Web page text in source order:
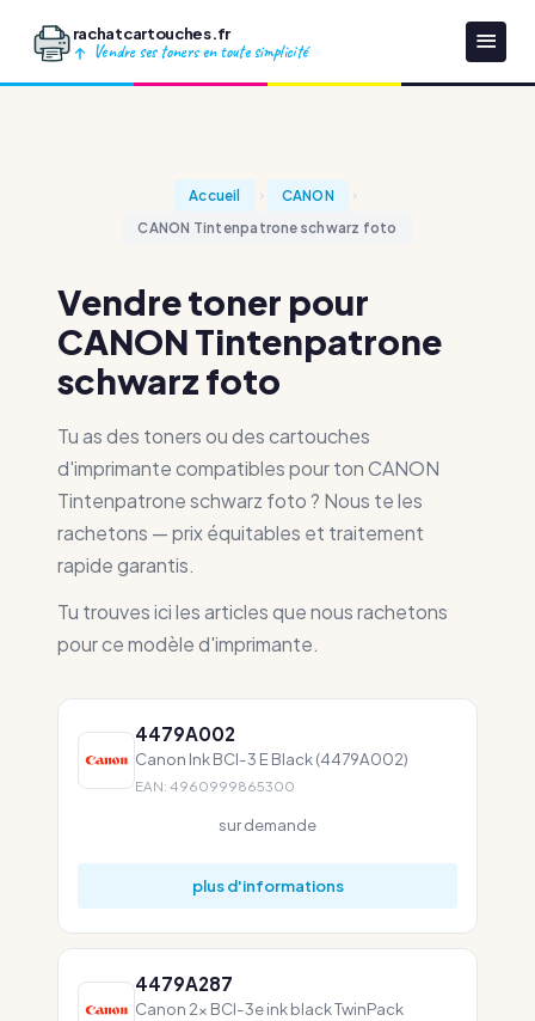
rachatcartouches.fr
Vendre ses toners en toute simplicité
Accueil
CANON
CANON Tintenpatrone schwarz foto
Vendre toner pour
CANON Tintenpatrone
schwarz foto
Tu as des toners ou des cartouches
d'imprimante compatibles pour ton CANON
Tintenpatrone schwarz foto ? Nous te les
rachetons — prix équitables et traitement
rapide garantis.
Tu trouves ici les articles que nous rachetons
pour ce modèle d'imprimante.
4479A002
Canon Ink BCI-3 E Black (4479A002)
EAN: 4960999865300
sur demande
plus d'informations
4479A287
Canon 2x BCI-3e ink black TwinPack